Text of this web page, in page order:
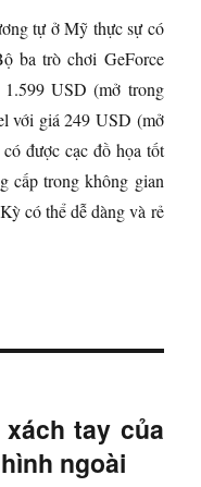
tự ở Mỹ thực sự có
ba trò chơi GeForce
USD (mở trong
với giá 249 USD (mở
được cạc đồ họa tốt
cấp trong không gian
có thể dễ dàng và rẻ
tay của
ngoài